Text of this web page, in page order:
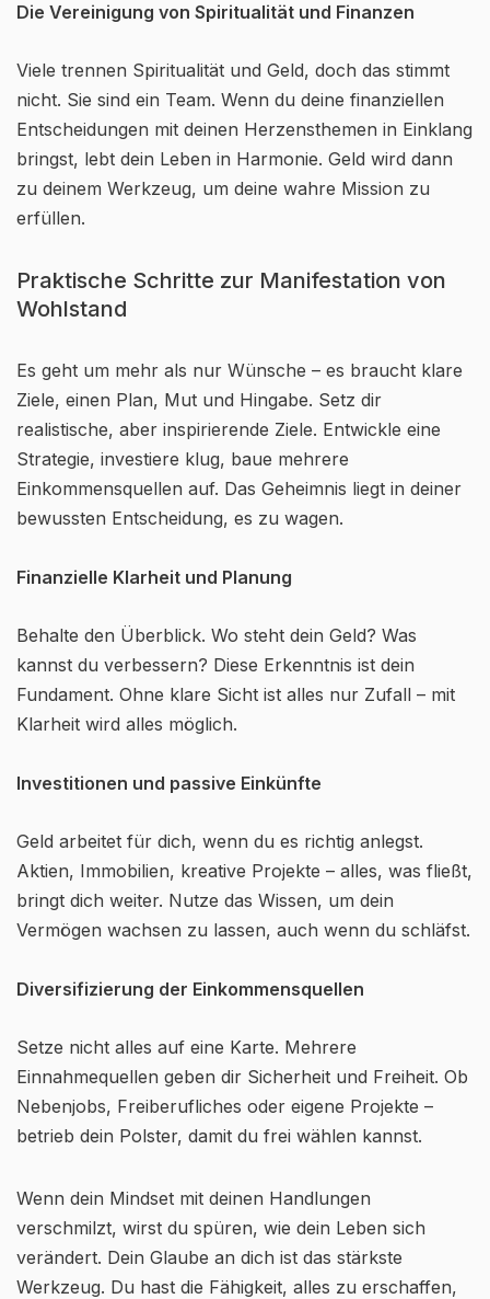
Die Vereinigung von Spiritualität und Finanzen
Viele trennen Spiritualität und Geld, doch das stimmt
nicht. Sie sind ein Team. Wenn du deine finanziellen
Entscheidungen mit deinen Herzensthemen in Einklang
bringst, lebt dein Leben in Harmonie. Geld wird dann
zu deinem Werkzeug, um deine wahre Mission zu
erfüllen.
Praktische Schritte zur Manifestation von
Wohlstand
Es geht um mehr als nur Wünsche – es braucht klare
Ziele, einen Plan, Mut und Hingabe. Setz dir
realistische, aber inspirierende Ziele. Entwickle eine
Strategie, investiere klug, baue mehrere
Einkommensquellen auf. Das Geheimnis liegt in deiner
bewussten Entscheidung, es zu wagen.
Finanzielle Klarheit und Planung
Behalte den Überblick. Wo steht dein Geld? Was
kannst du verbessern? Diese Erkenntnis ist dein
Fundament. Ohne klare Sicht ist alles nur Zufall – mit
Klarheit wird alles möglich.
Investitionen und passive Einkünfte
Geld arbeitet für dich, wenn du es richtig anlegst.
Aktien, Immobilien, kreative Projekte – alles, was fließt,
bringt dich weiter. Nutze das Wissen, um dein
Vermögen wachsen zu lassen, auch wenn du schläfst.
Diversifizierung der Einkommensquellen
Setze nicht alles auf eine Karte. Mehrere
Einnahmequellen geben dir Sicherheit und Freiheit. Ob
Nebenjobs, Freiberufliches oder eigene Projekte –
betrieb dein Polster, damit du frei wählen kannst.
Wenn dein Mindset mit deinen Handlungen
verschmilzt, wirst du spüren, wie dein Leben sich
verändert. Dein Glaube an dich ist das stärkste
Werkzeug. Du hast die Fähigkeit, alles zu erschaffen,